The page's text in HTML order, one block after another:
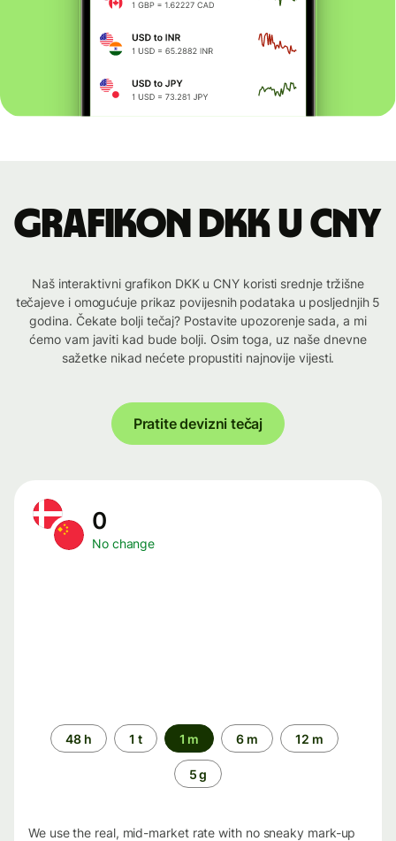
Grafikon DKK u CNY
Naš interaktivni grafikon DKK u CNY koristi srednje tržišne
tečajeve i omogućuje prikaz povijesnih podataka u posljednjih 5
godina. Čekate bolji tečaj? Postavite upozorenje sada, a mi
ćemo vam javiti kad bude bolji. Osim toga, uz naše dnevne
sažetke nikad nećete propustiti najnovije vijesti.
Pratite devizni tečaj
0
No change
Time
period
48 h 1 t 1 m 6 m 12 m
5 g
We use the real, mid-market rate with no sneaky mark-up